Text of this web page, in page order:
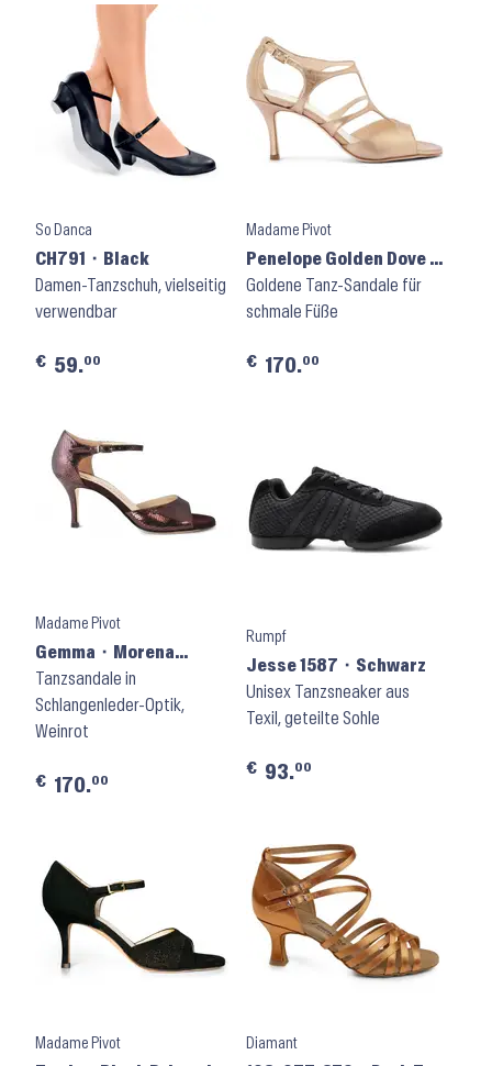
So Danca
CH791 ⬝ Black
Damen-Tanzschuh, vielseitig
verwendbar
€ 59.00
Madame Pivot
Penelope Golden Dove ⬝
W = Schmal
Goldene Tanz-Sandale für
schmale Füße
€ 170.00
Madame Pivot
Gemma ⬝ Morena
Laminated Suede
Tanzsandale in
Schlangenleder-Optik,
Weinrot
€ 170.00
Rumpf
Jesse 1587 ⬝ Schwarz
Unisex Tanzsneaker aus
Texil, geteilte Sohle
€ 93.00
Madame Pivot Diamant